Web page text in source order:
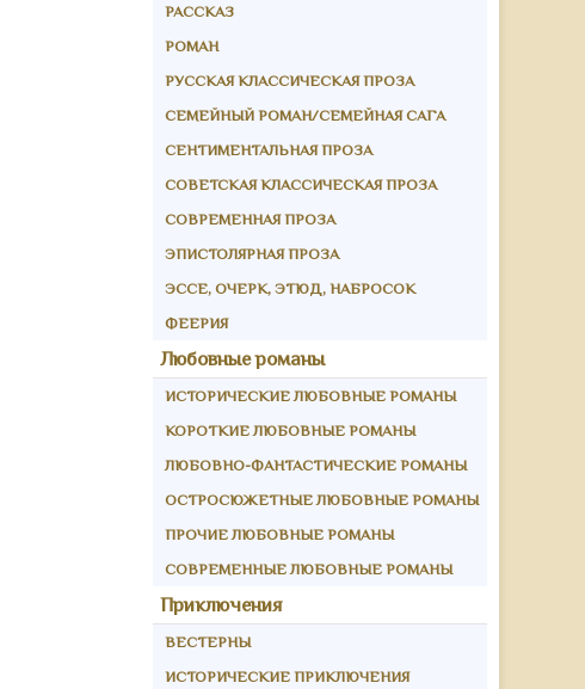
РАССКАЗ
РОМАН
РУССКАЯ КЛАССИЧЕСКАЯ ПРОЗА
СЕМЕЙНЫЙ РОМАН/СЕМЕЙНАЯ САГА
СЕНТИМЕНТАЛЬНАЯ ПРОЗА
СОВЕТСКАЯ КЛАССИЧЕСКАЯ ПРОЗА
СОВРЕМЕННАЯ ПРОЗА
ЭПИСТОЛЯРНАЯ ПРОЗА
ЭССЕ, ОЧЕРК, ЭТЮД, НАБРОСОК
ФЕЕРИЯ
Любовные романы
ИСТОРИЧЕСКИЕ ЛЮБОВНЫЕ РОМАНЫ
КОРОТКИЕ ЛЮБОВНЫЕ РОМАНЫ
ЛЮБОВНО-ФАНТАСТИЧЕСКИЕ РОМАНЫ
ОСТРОСЮЖЕТНЫЕ ЛЮБОВНЫЕ РОМАНЫ
ПРОЧИЕ ЛЮБОВНЫЕ РОМАНЫ
СОВРЕМЕННЫЕ ЛЮБОВНЫЕ РОМАНЫ
Приключения
ВЕСТЕРНЫ
ИСТОРИЧЕСКИЕ ПРИКЛЮЧЕНИЯ